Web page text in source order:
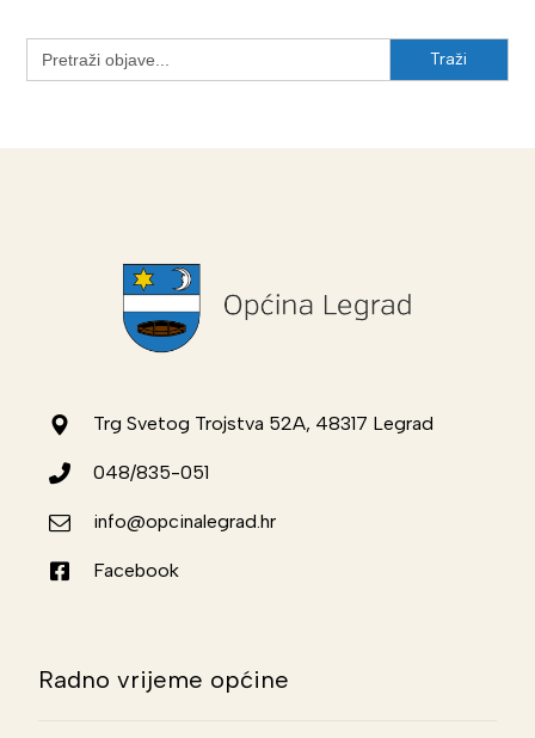
Search
for:
Trg Svetog Trojstva 52A, 48317 Legrad
048/835-051
info@opcinalegrad.hr
Facebook
Radno vrijeme općine